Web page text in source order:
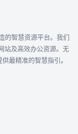
的智慧资源平台。我们
站及高效办公资源。无
最精准的智慧指引。